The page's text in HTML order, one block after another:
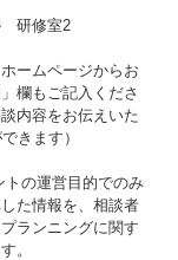
研修室2
ームページからお
欄もご記入くださ
内容をお伝えいた
きます）
の運営目的でのみ
た情報を、相談者
ランニングに関す
。